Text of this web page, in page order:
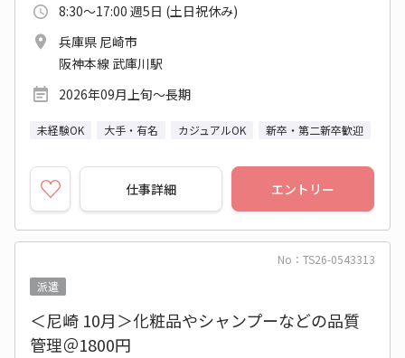
8:30～17:00 週5日 (土日祝休み)
兵庫県 尼崎市
阪神本線 武庫川駅
2026年09月上旬～長期
未経験OK 大手・有名 カジュアルOK 新卒・第二新卒歓迎
仕事詳細 エントリー
No：TS26-0543313
派遣
＜尼崎 10月＞化粧品やシャンプーなどの品質
管理＠1800円